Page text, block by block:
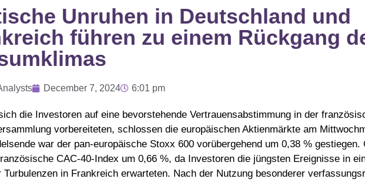
Unruhen in Deutschland und
führen zu einem Rückgang
December 7, 2024 6:01 pm
die Investoren auf eine bevorstehende Vertrauensabstimmung in der
vorbereiteten, schlossen die europäischen Aktienmärkte am
war der pan-europäische Stoxx 600 vorübergehend um 0,38 % gestiegen.
CAC-40-Index um 0,66 %, da Investoren die jüngsten Ereignisse in
Turbulenzen in Frankreich erwarteten. Nach der Nutzung besonderer